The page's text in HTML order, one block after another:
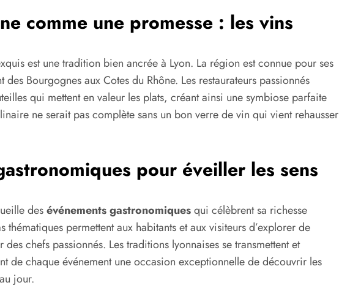
comme une promesse : les vins
est une tradition bien ancrée à Lyon. La région est connue pour ses
Bourgognes aux Cotes du Rhône. Les restaurateurs passionnés
qui mettent en valeur les plats, créant ainsi une symbiose parfaite
ne serait pas complète sans un bon verre de vin qui vient rehausser
pour éveiller les sens
desévénements gastronomiquesqui célèbrent sa richesse
thématiques permettent aux habitants et aux visiteurs d’explorer de
chefs passionnés. Les traditions lyonnaises se transmettent et
de chaque événement une occasion exceptionnelle de découvrir les
jour.